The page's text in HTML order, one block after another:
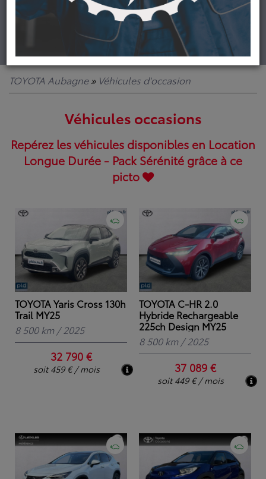
Lancer la recherche
TOYOTA Aubagne» Véhicules d'occasion
Véhicules occasions
Repérez les véhicules disponibles en Location
Longue Durée - Pack Sérénité grâce à ce
picto
TOYOTA Yaris Cross 130h
Trail MY25
8 500 km / 2025
32 790 €
soit 459 € / mois
TOYOTA C-HR 2.0
Hybride Rechargeable
225ch Design MY25
8 500 km / 2025
37 089 €
soit 449 € / mois